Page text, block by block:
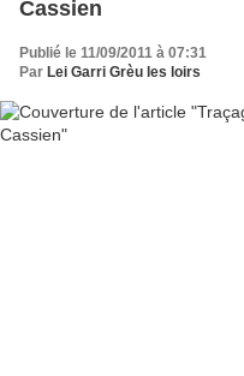
Cassien
Publié le 11/09/2011 à 07:31
Par Lei Garri Grèu les loirs